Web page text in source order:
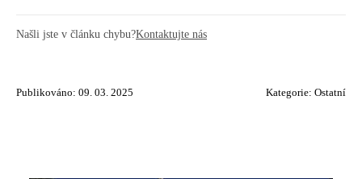
Našli jste v článku chybu?Kontaktujte nás
Publikováno: 09. 03. 2025 Kategorie: Ostatní